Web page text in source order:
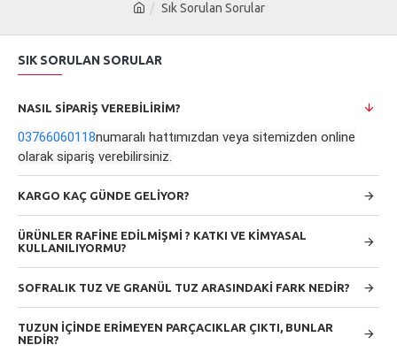
Sık Sorulan Sorular
SIK SORULAN SORULAR
NASIL SİPARİŞ VEREBİLİRİM?
03766060118numaralı hattımızdan veya sitemizden online
olarak sipariş verebilirsiniz.
KARGO KAÇ GÜNDE GELİYOR?
ÜRÜNLER RAFİNE EDİLMİŞMİ ? KATKI VE KİMYASAL
KULLANILIYORMU?
SOFRALIK TUZ VE GRANÜL TUZ ARASINDAKİ FARK NEDİR?
TUZUN İÇİNDE ERİMEYEN PARÇACIKLAR ÇIKTI, BUNLAR
NEDİR?